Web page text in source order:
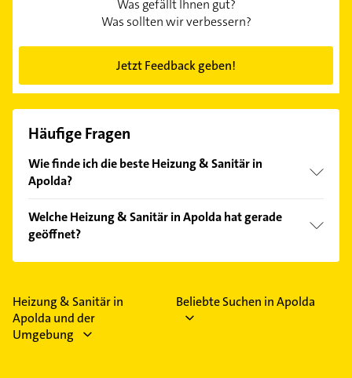
Was gefällt Ihnen gut?
Was sollten wir verbessern?
Jetzt Feedback geben!
Häufige Fragen
Wie finde ich die beste Heizung & Sanitär in
Apolda?
Kundenmeinungen und profitieren Sie von den
Empfehlungen. Die Suchergebnisse können Sie sich
einfach nachBewertungensortiert anzeigen lassen.
Welche Heizung & Sanitär in Apolda hat gerade
geöffnet?
Im Anbieter-Bereich finden Sie alleÖffnungszeiten.
Feiertagen abweichen können.
Heizung & Sanitär in
Apolda und der
Umgebung
Beliebte Suchen in Apolda